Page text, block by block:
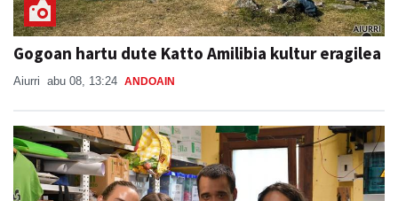
Gogoan hartu dute Katto Amilibia kultur eragilea
Aiurri abu 08, 13:24 ANDOAIN